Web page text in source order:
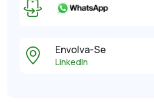
Envolva-Se
LinkedIn